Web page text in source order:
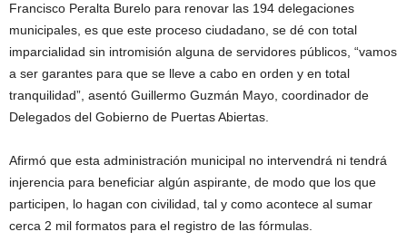
Francisco Peralta Burelo para renovar las 194 delegaciones
municipales, es que este proceso ciudadano, se dé con total
imparcialidad sin intromisión alguna de servidores públicos, “vamos
a ser garantes para que se lleve a cabo en orden y en total
tranquilidad”, asentó Guillermo Guzmán Mayo, coordinador de
Delegados del Gobierno de Puertas Abiertas.
Afirmó que esta administración municipal no intervendrá ni tendrá
injerencia para beneficiar algún aspirante, de modo que los que
participen, lo hagan con civilidad, tal y como acontece al sumar
cerca 2 mil formatos para el registro de las fórmulas.